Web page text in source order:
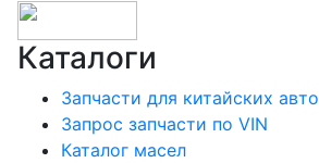
Каталоги
Запчасти для китайских авто
Запрос запчасти по VIN
Каталог масел